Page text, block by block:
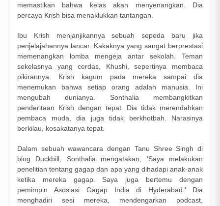
memastikan bahwa kelas akan menyenangkan. Dia
percaya Krish bisa menaklukkan tantangan.
Ibu Krish menjanjikannya sebuah sepeda baru jika
penjelajahannya lancar. Kakaknya yang sangat berprestasi
memenangkan lomba mengeja antar sekolah. Teman
sekelasnya yang cerdas, Khushi, sepertinya membaca
pikirannya. Krish kagum pada mereka sampai dia
menemukan bahwa setiap orang adalah manusia. Ini
mengubah dunianya. Sonthalia membangkitkan
penderitaan Krish dengan tepat. Dia tidak merendahkan
pembaca muda, dia juga tidak berkhotbah. Narasinya
berkilau, kosakatanya tepat.
Dalam sebuah wawancara dengan Tanu Shree Singh di
blog Duckbill, Sonthalia mengatakan, ‘Saya melakukan
penelitian tentang gagap dan apa yang dihadapi anak-anak
ketika mereka gagap. Saya juga bertemu dengan
pemimpin Asosiasi Gagap India di Hyderabad.’ Dia
menghadiri sesi mereka, mendengarkan podcast,